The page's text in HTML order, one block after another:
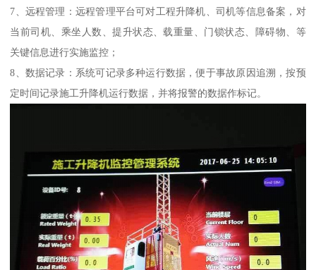
7、远程管理：远程管理平台可对工程升降机、司机等信息备案，对
当前司机、乘坐人数、提升状态、载重量、门锁状态、障碍物、等
关键信息进行实施监控；
8、数据记录：系统可记录多种运行数据，便于事故原因追溯，按预
定时间记录施工升降机运行数据，并将报警的数据作标记。